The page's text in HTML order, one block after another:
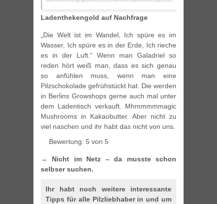
Ladenthekengold auf Nachfrage
„Die Welt ist im Wandel, Ich spüre es im
Wasser, Ich spüre es in der Erde, Ich rieche
es in der Luft.“ Wenn man Galadriel so
reden hört weiß man, dass es sich genau
so anfühlen muss, wenn man eine
Pilzschokolade gefrühstückt hat. Die werden
in Berlins Growshops gerne auch mal unter
dem Ladentisch verkauft. Mhmmmmmagic
Mushrooms in Kakaobutter. Aber nicht zu
viel naschen und ihr habt das nicht von uns.
Bewertung: 5 von 5
→ Nicht im Netz – da musste schon
selbser suchen.
Ihr habt noch weitere interessante
Tipps für alle Pilzliebhaber in und um